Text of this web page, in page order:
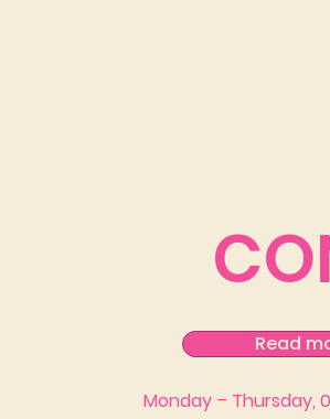
Read
Monday – Thursday,